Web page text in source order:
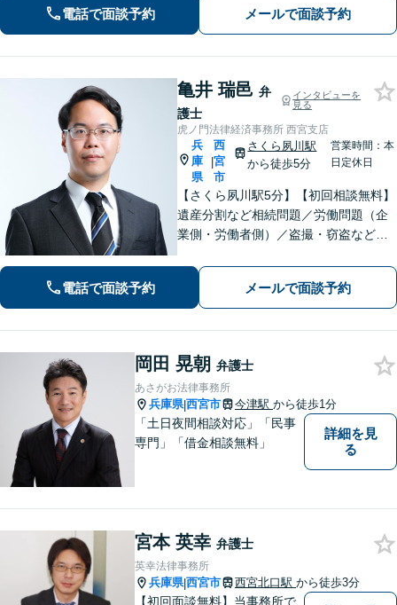
利を守ります。特に離婚や相続など家
族の事案が得意です。
電話で面談予約 メールで面談予約
亀井 瑞邑 弁
護士
インタビューを
見る
虎ノ門法律経済事務所 西宮支店
兵
庫
県
|
西
宮
市
さくら夙川駅
から徒歩5分
営業時間：本
日定休日
【さくら夙川駅5分】【初回相談無料】
遺産分割など相続問題／労働問題（企
業側・労働者側）／盗撮・窃盗など刑
お任せください。粘り強く的確な交渉
力と速やかな行動力を活かし、依頼者
さまに有利な解決を目指します
電話で面談予約 メールで面談予約
岡田 晃朝 弁護士
あさがお法律事務所
兵庫県|西宮市 今津駅 から徒歩1分
「土日夜間相談対応」「民事
専門」「借金相談無料」
詳細を見
る
宮本 英幸 弁護士
英幸法律事務所
兵庫県|西宮市 西宮北口駅 から徒歩3分
【初回面談無料】当事務所で